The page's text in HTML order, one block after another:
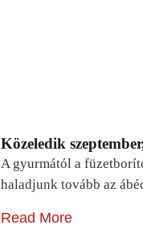
Közeledik
A gyurmától a
haladjunk tovább az
Read More